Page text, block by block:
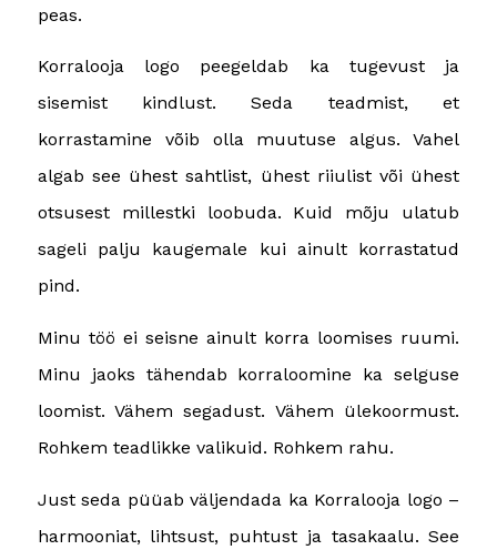
peas.
Korralooja logo peegeldab ka tugevust ja
sisemist kindlust. Seda teadmist, et
korrastamine võib olla muutuse algus. Vahel
algab see ühest sahtlist, ühest riiulist või ühest
otsusest millestki loobuda. Kuid mõju ulatub
sageli palju kaugemale kui ainult korrastatud
pind.
Minu töö ei seisne ainult korra loomises ruumi.
Minu jaoks tähendab korraloomine ka selguse
loomist. Vähem segadust. Vähem ülekoormust.
Rohkem teadlikke valikuid. Rohkem rahu.
Just seda püüab väljendada ka Korralooja logo –
harmooniat, lihtsust, puhtust ja tasakaalu. See